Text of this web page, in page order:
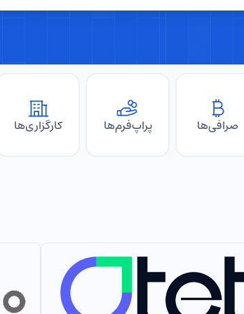
صرافی‌ها پراپ‌فرم‌ها کارگزاری‌ها